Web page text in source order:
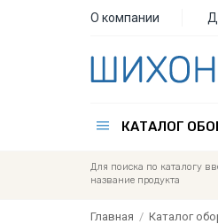
О компании
КАТАЛОГ
Для поиска по каталогу
название продукта
Главная / Каталог